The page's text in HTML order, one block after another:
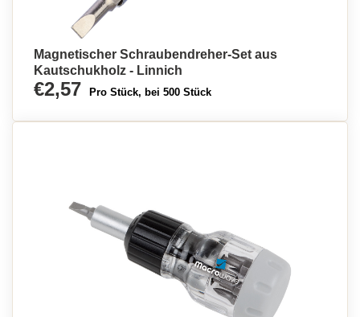
Magnetischer Schraubendreher-Set aus
Kautschukholz - Linnich
€2,57 Pro Stück, bei 500 Stück